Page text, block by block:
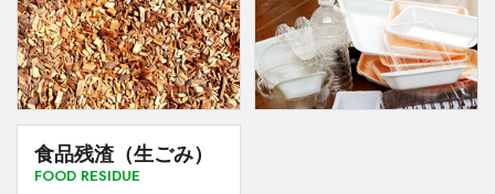
食品残渣（生ごみ）
FOOD RESIDUE